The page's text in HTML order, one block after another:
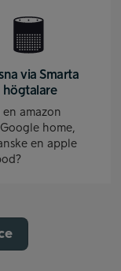
via Smarta
högtalare
en amazon
home,
en apple